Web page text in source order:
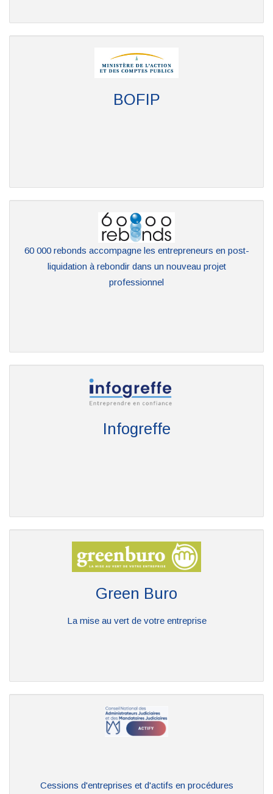
BOFIP
60 000 rebonds accompagne les entrepreneurs en post-
liquidation à rebondir dans un nouveau projet
professionnel
Infogreffe
Green Buro
La mise au vert de votre entreprise
Cessions d'entreprises et d'actifs en procédures